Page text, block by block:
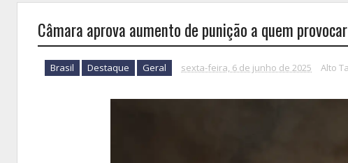
Câmara aprova aumento de punição a quem
Brasil Destaque Geral sexta-feira, 6 de junho de 2025 Alto